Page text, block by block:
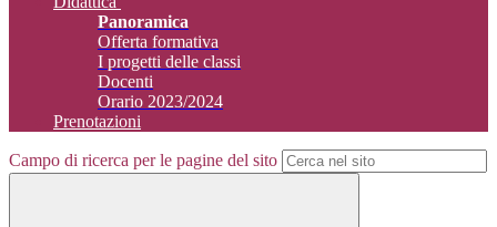
Panoramica
Offerta formativa
I progetti delle classi
Docenti
Orario 2023/2024
Prenotazioni
Campo di ricerca per le pagine del sito